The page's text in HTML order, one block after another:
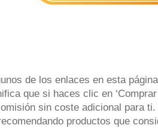
de los enlaces en esta
que si haces clic en
sin coste adicional para
productos que